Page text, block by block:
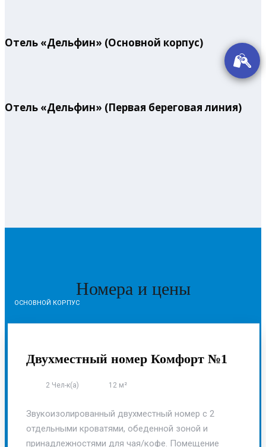
Отель «Дельфин» (Основной корпус)
Отель «Дельфин» (Первая береговая линия)
Номера и цены
ОСНОВНОЙ КОРПУС
Двухместный номер Комфорт №1
2 Чел-к(а) 12 м²
Звукоизолированный двухместный номер с 2
отдельными кроватями, обеденной зоной и
принадлежностями для чая/кофе. Помещение